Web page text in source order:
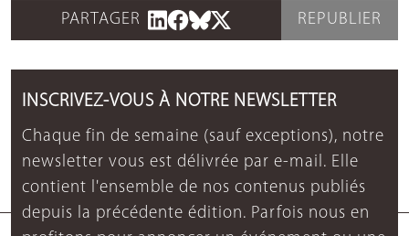
PARTAGER REPUBLIER
INSCRIVEZ-VOUS À NOTRE NEWSLETTER
Chaque fin de semaine (sauf exceptions), notre
newsletter vous est délivrée par e-mail. Elle
contient l'ensemble de nos contenus publiés
depuis la précédente édition. Parfois nous en